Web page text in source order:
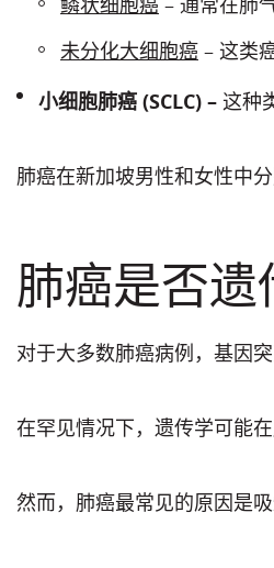
未分化大细胞癌 – 这类
小细胞肺癌 (SCLC) – 这种
肺癌在新加坡男性和女性中
肺癌是否遗
对于大多数肺癌病例，基因
在罕见情况下，遗传学可能
然而，肺癌最常见的原因是吸